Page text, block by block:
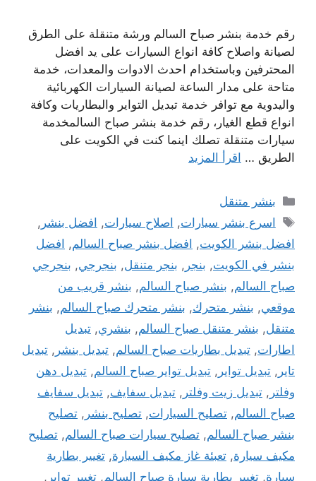
رقم خدمة بنشر صباح السالم ورشة متنقلة على الطرق
لصيانة واصلاح كافة انواع السيارات على يد افضل
المحترفين وباستخدام احدث الادوات والمعدات، خدمة
متاحة على مدار الساعة لصيانة السيارات الكهربائية
واليدوية مع توافر خدمة تبديل التواير والبطاريات وكافة
انواع قطع الغيار، رقم خدمة بنشر صباح السالمخدمة
سيارات متنقلة تصلك اينما كنت في الكويت على
الطريق … اقرأ المزيد
التصنيفات
بنشر متنقل
الوسوم
اسرع بنشر سيارات, اصلاح سيارات, افضل بنشر ,
افضل بنشر الكويت, افضل بنشر صباح السالم, افضل
بنشر في الكويت, بنجر , بنجر متنقل, بنجرجي, بنجرجي
صباح السالم, بنشر صباح السالم, بنشر قريب من
موقعي, بنشر متحرك, بنشر متحرك صباح السالم, بنشر
متنقل, بنشر متنقل صباح السالم, بنشري, تبديل
اطارات, تبديل بطاريات صباح السالم, تبديل بنشر , تبديل
تاير , تبديل تواير , تبديل تواير صباح السالم, تبديل دهن
وفلتر , تبديل زيت وفلتر , تبديل سفايف, تبديل سفايف
صباح السالم, تصليح السيارات, تصليح بنشر , تصليح
بنشر صباح السالم, تصليح سيارات صباح السالم, تصليح
مكيف سيارة, تعبئة غاز مكيف السيارة, تغيير بطارية
سيارة, تغيير بطارية سيارة صباح السالم, تغيير تواير ,